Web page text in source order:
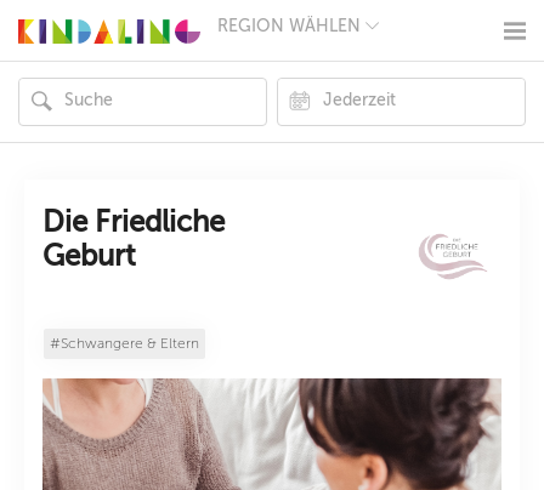
REGION WÄHLEN
MÜNCHEN
HAMBURG
FRANKFURT
KÖLN
ANDERE
REGIONEN
Die Friedliche
Geburt
#Schwangere & Eltern